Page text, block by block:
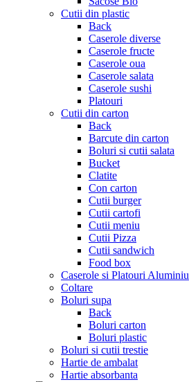
Cutii din plastic
Back
Caserole diverse
Caserole fructe
Caserole oua
Caserole salata
Caserole sushi
Platouri
Cutii din carton
Back
Barcute din carton
Boluri si cutii salata
Bucket
Clatite
Con carton
Cutii burger
Cutii cartofi
Cutii meniu
Cutii Pizza
Cutii sandwich
Food box
Caserole si Platouri Aluminiu
Coltare
Boluri supa
Back
Boluri carton
Boluri plastic
Boluri si cutii trestie
Hartie de ambalat
Hartie absorbanta